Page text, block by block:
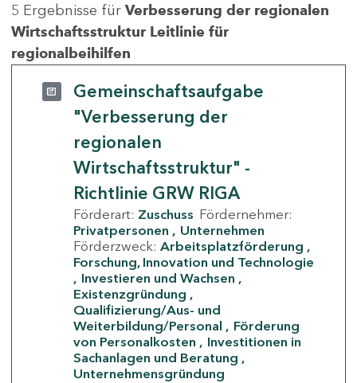
5 Ergebnisse für Verbesserung der regionalen
Wirtschaftsstruktur Leitlinie für
regionalbeihilfen
Gemeinschaftsaufgabe
"Verbesserung der
regionalen
Wirtschaftsstruktur" -
Richtlinie GRW RIGA
Förderart: Zuschuss Fördernehmer:
Privatpersonen
Unternehmen
Förderzweck: Arbeitsplatzförderung
Forschung, Innovation und Technologie
Investieren und Wachsen
Existenzgründung
Qualifizierung/Aus- und
Weiterbildung/Personal
Förderung
von Personalkosten
Investitionen in
Sachanlagen und Beratung
Unternehmensgründung